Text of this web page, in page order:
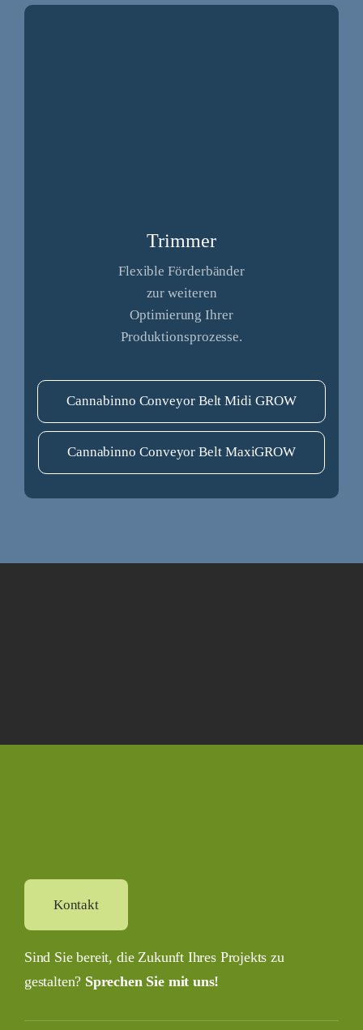
Trimmer
Flexible Förderbänder
zur weiteren
Optimierung Ihrer
Produktionsprozesse.
Cannabinno Conveyor Belt Midi GROW
Cannabinno Conveyor Belt MaxiGROW
Kontakt
Sind Sie bereit, die Zukunft Ihres Projekts zu
gestalten? Sprechen Sie mit uns!